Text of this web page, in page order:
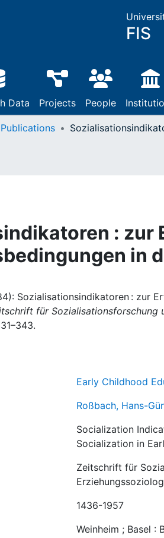
FIS
Data Projects People
Publications
: zur
in
Sozialisationsindikatoren : zur
für Sozialisationsforschung
Early Childhood
Roßbach, Hans-
Socialization
Socialization in
Zeitschrift für
1436-1957
Weinheim ; Basel :